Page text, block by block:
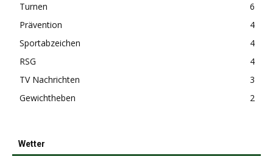
Turnen
6
Prävention
4
Sportabzeichen
4
RSG
4
TV Nachrichten
3
Gewichtheben
2
Wetter